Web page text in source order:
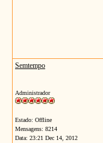
Semtempo
Administrador
Estado: Offline
Mensagens: 8214
Data: 23:21 Dec 14, 2012